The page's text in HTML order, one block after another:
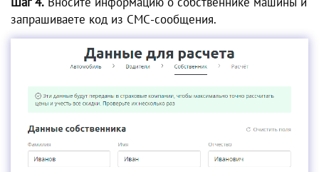
запрашиваете код из СМС-сообщения.